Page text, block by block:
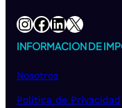
InstagramFacebook LinkedIn X
INFORMACION DE
Nosotros
Política de Privacidad